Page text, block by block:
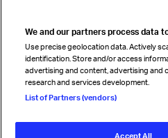
Read magazine
Follow us
We and our partners process data
Use precise geolocation data. Actively
identification. Store and/or access
advertising and content, advertising and
research and services development.
List of Partners (vendors)
Accept All